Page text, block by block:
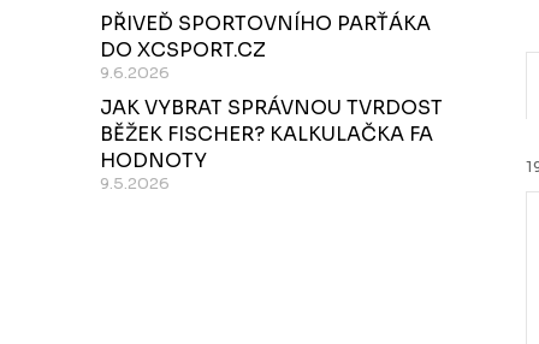
PŘIVEĎ SPORTOVNÍHO PARŤÁKA
DO XCSPORT.CZ
9.6.2026
JAK VYBRAT SPRÁVNOU TVRDOST
BĚŽEK FISCHER? KALKULAČKA FA
HODNOTY
9.5.2026
a